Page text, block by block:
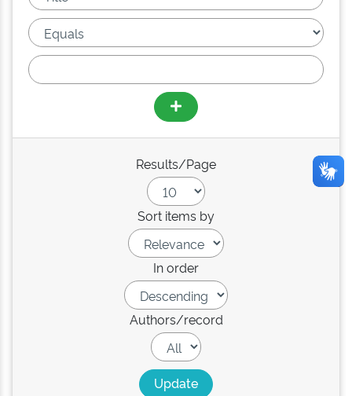
Results/Page
Sort items by
In order
Authors/record